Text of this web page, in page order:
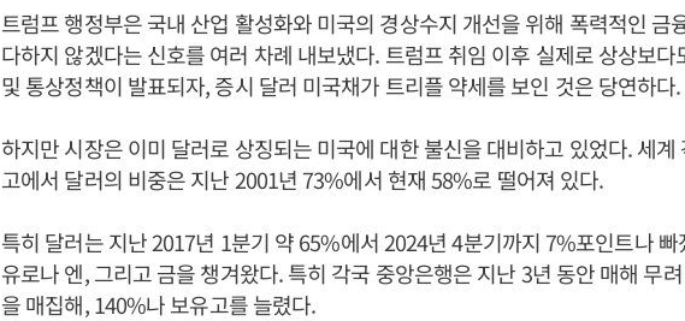
트럼프 행정부은 국내 산업 활성화와 미국의 경상수지 개선을 위해 폭력적인 금
다하지 않겠다는 신호를 여러 차례 내보냈다. 트럼프 취임 이후 실제로 상상보다
및 통상정책이 발표되자, 증시 달러 미국채가 트리플 약세를 보인 것은 당연하다.
하지만 시장은 이미 달러로 상징되는 미국에 대한 불신을 대비하고 있었다. 세계
고에서 달러의 비중은 지난 2001년 73%에서 현재 58%로 떨어져 있다.
특히 달러는 지난 2017년 1분기 약 65%에서 2024년 4분기까지 7%포인트나 빠
유로나 엔, 그리고 금을 챙겨왔다. 특히 각국 중앙은행은 지난 3년 동안 매해 무
을 매집해, 140%나 보유고를 늘렸다.